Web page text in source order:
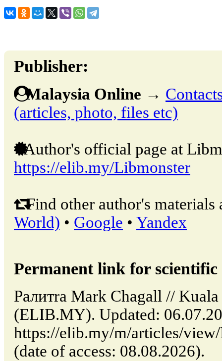
Publisher:
Malaysia Online →
(articles, photo, files etc)
Author's official page at
https://elib.my/Libmonster
Find other author's materials
World) • Google • Yandex
Permanent link for
Pалитra Mark Chagall //
(ELIB.MY). Updated:
https://elib.my/m/articles/
(date of access: 08.08.2026).